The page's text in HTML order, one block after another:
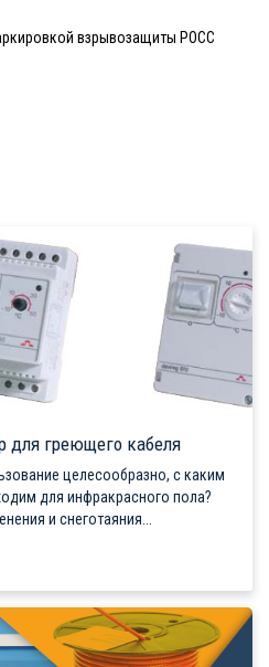
взрывозащиты PОСС
для греющего кабеля
целесообразно, с каким
для инфракрасного пола?
и снеготаяния...